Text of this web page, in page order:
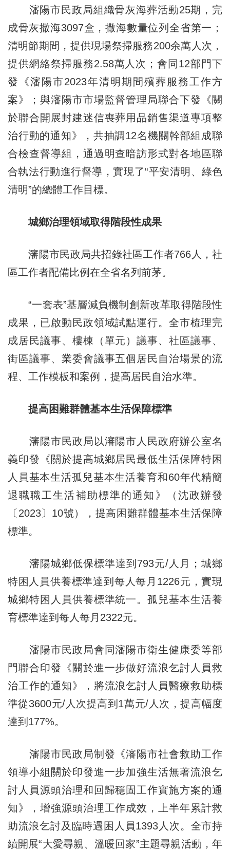
瀋陽市民政局組織骨灰海葬活動25期，完
成骨灰撒海3097盒，撒海數量位列全省第一；
清明節期間，提供現場祭掃服務200余萬人次，
提供網絡祭掃服務2.58萬人次；會同12部門下
發《瀋陽市2023年清明期間殯葬服務工作方
案》；與瀋陽市市場監督管理局聯合下發《關
於聯合開展封建迷信喪葬用品銷售渠道專項整
治行動的通知》，共抽調12名機關幹部組成聯
合檢查督導組，通過明查暗訪形式對各地區聯
合執法行動進行督導，實現了“平安清明、綠色
清明”的總體工作目標。
城鄉治理領域取得階段性成果
瀋陽市民政局共招錄社區工作者766人，社
區工作者配備比例在全省名列前茅。
“一套表”基層減負機制創新改革取得階段性
成果，已啟動民政領域試點運行。全市梳理完
成居民議事、樓棟（單元）議事、社區議事、
街區議事、業委會議事五個居民自治場景的流
程、工作模板和案例，提高居民自治水準。
提高困難群體基本生活保障標準
瀋陽市民政局以瀋陽市人民政府辦公室名
義印發《關於提高城鄉居民最低生活保障特困
人員基本生活孤兒基本生活養育和60年代精簡
退職職工生活補助標準的通知》（沈政辦發
〔2023〕10號），提高困難群體基本生活保障
標準。
瀋陽城鄉低保標準達到793元/人月；城鄉
特困人員供養標準達到每人每月1226元，實現
城鄉特困人員供養標準統一。孤兒基本生活養
育標準達到每人每月2322元。
瀋陽市民政局會同瀋陽市衛生健康委等部
門聯合印發《關於進一步做好流浪乞討人員救
治工作的通知》，將流浪乞討人員醫療救助標
準從3600元/人次提高到1萬元/人次，提高幅度
達到177%。
瀋陽市民政局制發《瀋陽市社會救助工作
領導小組關於印發進一步加強生活無著流浪乞
討人員源頭治理和回歸穩固工作實施方案的通
知》，增強源頭治理工作成效，上半年累計救
助流浪乞討及臨時遇困人員1393人次。全市持
續開展“大愛尋親、溫暖回家”主題尋親活動，年